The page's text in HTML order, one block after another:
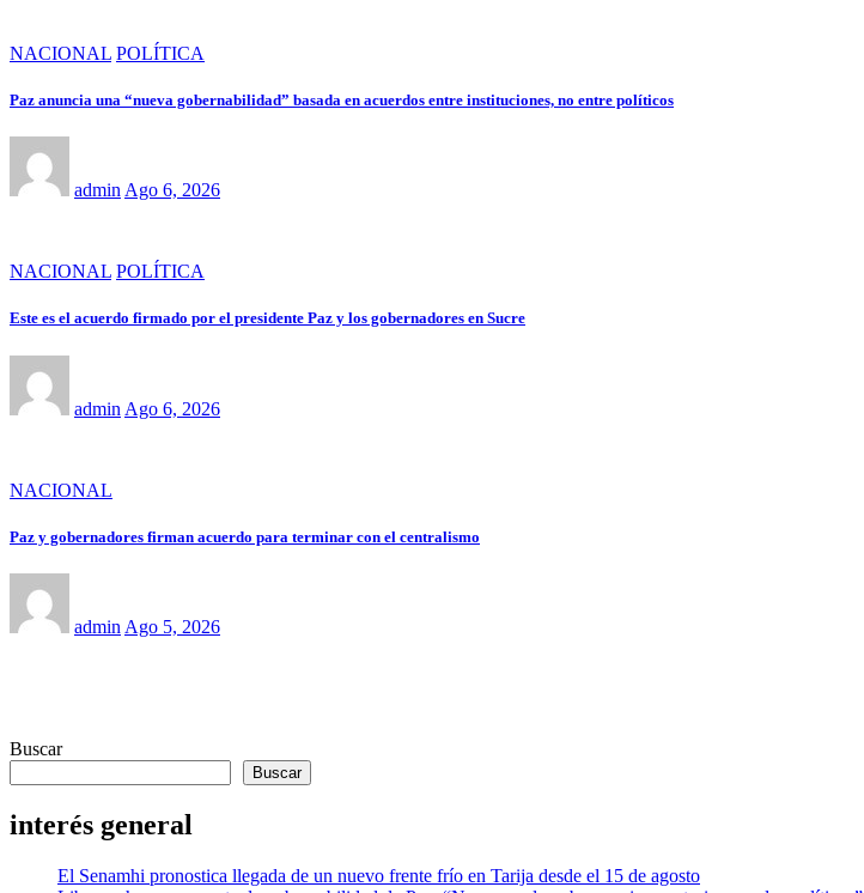
NACIONAL POLÍTICA
Paz anuncia una “nueva gobernabilidad” basada en acuerdos entre instituciones, no entre políticos
admin Ago 6, 2026
NACIONAL POLÍTICA
Este es el acuerdo firmado por el presidente Paz y los gobernadores en Sucre
admin Ago 6, 2026
NACIONAL
Paz y gobernadores firman acuerdo para terminar con el centralismo
admin Ago 5, 2026
Buscar
Buscar
interés general
El Senamhi pronostica llegada de un nuevo frente frío en Tarija desde el 15 de agosto